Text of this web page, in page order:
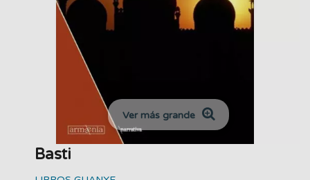
Ver más grande
Basti